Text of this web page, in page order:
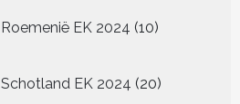
Roemenië EK 2024 1010
Schotland EK 2024 20
producten